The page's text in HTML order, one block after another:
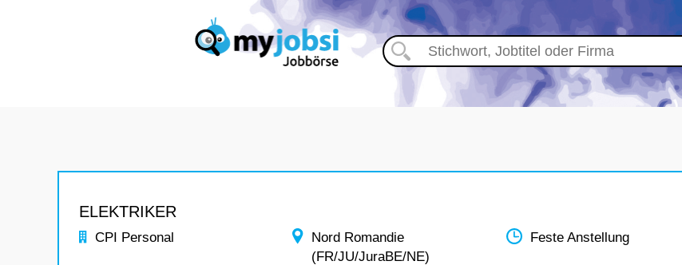
ELEKTRIKER
CPI Personal
Nord Romandie
(FR/JU/JuraBE/NE)
Feste Anstellung